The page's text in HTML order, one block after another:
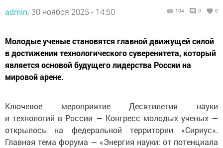
admin, 30 ноября 2025 - 14:50 104 0 0
Молодые ученые становятся главной движущей силой
в достижении технологического суверенитета, который
является основой будущего лидерства России на
мировой арене.
Ключевое мероприятие Десятилетия науки
и технологий в России — Конгресс молодых ученых —
открылось на федеральной территории «Сириус».
Главная тема форума — «Энергия науки: от потенциала